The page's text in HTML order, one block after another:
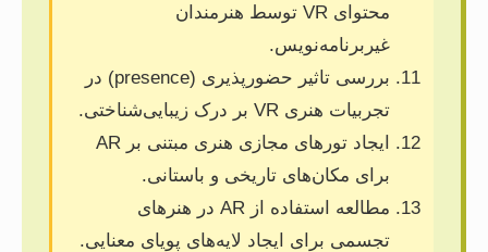
محتوای VR توسط هنرمندان
غیربرنامه‌نویس.
بررسی تاثیر حضورپذیری (presence) در
تجربیات هنری VR بر درک زیبایی‌شناختی.
ایجاد تورهای مجازی هنری مبتنی بر AR
برای مکان‌های تاریخی و باستانی.
مطالعه استفاده از AR در هنرهای
تجسمی برای ایجاد لایه‌های پویای معنایی.